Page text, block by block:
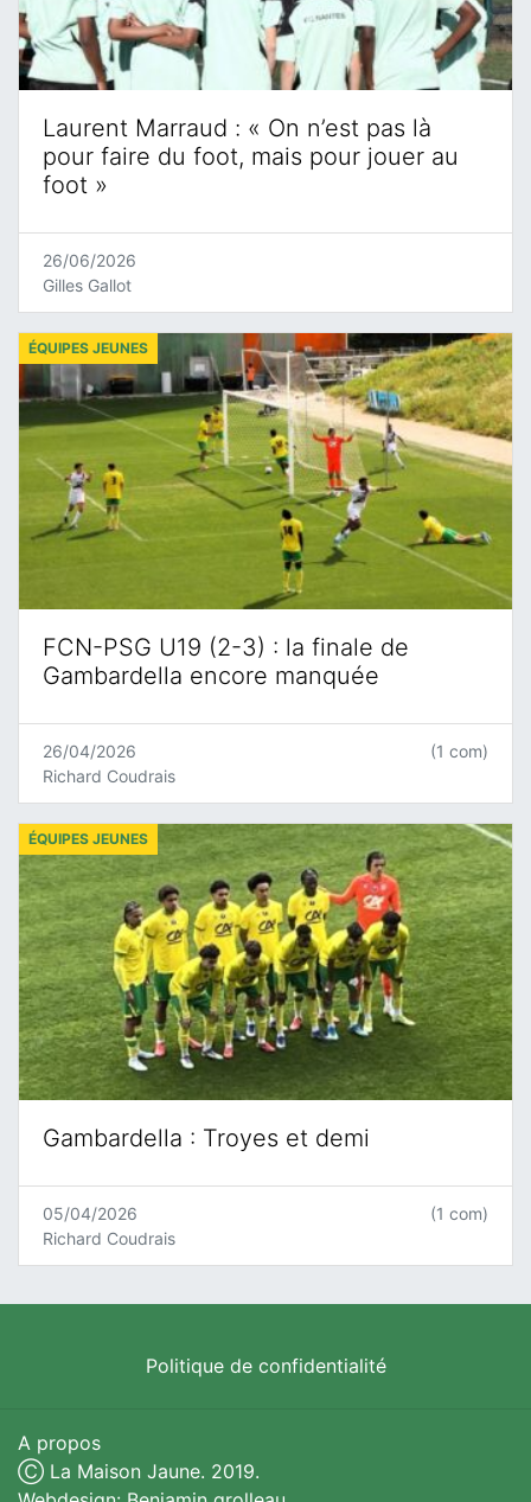
Laurent Marraud : « On n’est pas là
pour faire du foot, mais pour jouer au
foot »
26/06/2026
Gilles Gallot
FCN-PSG U19 (2-3) : la finale de
Gambardella encore manquée
ÉQUIPES JEUNES
26/04/2026
Richard Coudrais
(1 com)
Gambardella : Troyes et demi
ÉQUIPES JEUNES
05/04/2026
Richard Coudrais
(1 com)
Politique de confidentialité
A propos
Ⓒ La Maison Jaune. 2019.